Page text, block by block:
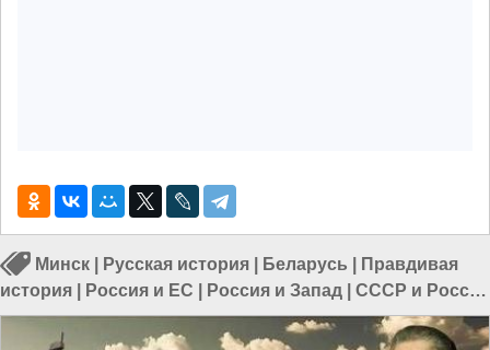
Минск Русская история Беларусь
Правдивая
история
Россия и ЕС Россия и Запад
СССР и Россия
|Россия и Евразия